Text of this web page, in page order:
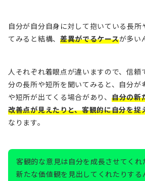
自分が自分自身に対して抱いている長所
てみると結構、 差異がでるケースが多い
人それぞれ着眼点が違いますので、信頼
分の長所や短所を聞いてみると、自分が
や短所が出てくる場合があり、 自分の新
改善点が見えたりと、客観的に自分を捉
なります。
客観的な意見は自分を成長させてくれ
新たな価値観を見出してくれたりする